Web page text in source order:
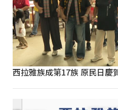
西拉雅族成第17族 原民日慶